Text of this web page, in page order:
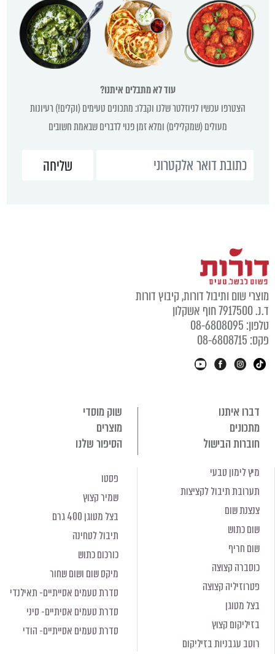
עוד לא מתבלים איתנו?
הצטרפו עכשיו לניוזלטר שלנו וקבלו: מתכונים טעימים (וקלים!) רעיונות
מעולים (שמקלילים) ומלא זמן פנוי לדברים שבאמת חשובים
שום ותיבול דורות, קיבוץ דורות
חוף אשקלון
08-6808095
08-6808715
דברו איתנו
שוק מוסדי
מתכונים
מוצרים
חוברות הבישול
הסיפור שלנו
מיץ לימון טבעי
תערובת תיבול לקציצות
צנצנת שום
שום כתוש
שום חריף
כוסברה קצוצה
פטרוזיליה קצוצה
בצל מטוגן
בזיליקום קצוץ
רוטב עגבניות בזיליקום
פסטו
שמיר קצוץ
בצל מטוגן 400 גרם
תיבול לטחינה
כורכום כתוש
מיקס שום ושום שחור
סדרת טעמים אסייתיים- תאילנדי
סדרת טעמים אסיתיים- סיני
סדרת טעמים אסייתיים- הודי